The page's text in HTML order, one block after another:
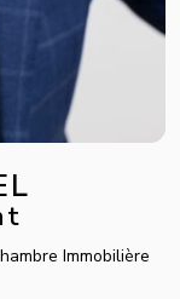
Immobilière